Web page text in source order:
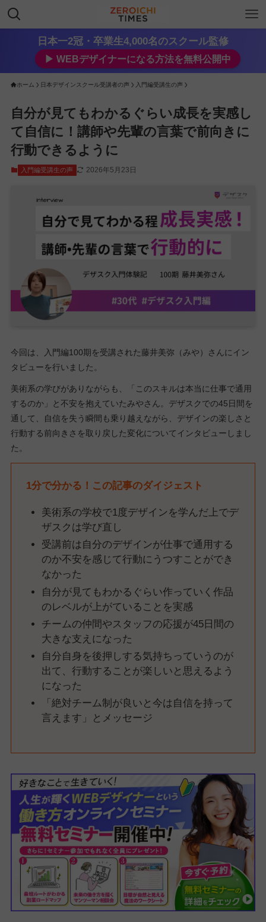
日本一2冠・卒業生4,000名のスクール監修
▶︎ WEBデザイナーになる方法を無料公開中
ホーム 日本デザインスクール受講者の声 入門編受講生の声
自分が見てもわかるぐらい成長を実感し
て自信に！講師や先輩の言葉で前向きに
行動できるように
入門編受講生の声 2026年5月23日
今回は、入門編100期を受講された藤井美弥（みや）さんにイン
タビューを行いました。
美術系の学びがありながらも、「このスキルは本当に仕事で通用
するのか」と不安を抱えていたみやさん。デザスクでの45日間を
通して、自信を失う瞬間も乗り越えながら、デザインの楽しさと
行動する前向きさを取り戻した変化についてインタビューしまし
た。
1分で分かる！この記事のダイジェスト
美術系の学校で1度デザインを学んだ上でデ
ザスクは学び直し
受講前は自分のデザインが仕事で通用する
のか不安を感じて行動にうつすことができ
なかった
自分が見てもわかるぐらい作っていく作品
のレベルが上がていることを実感
チームの仲間やスタッフの応援が45日間の
大きな支えになった
自分自身を後押しする気持ちっていうのが
出て、行動することが楽しいと思えるよう
になった
「絶対チーム制が良いと今は自信を持って
言えます」とメッセージ